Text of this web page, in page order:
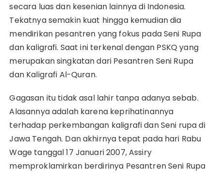
secara luas dan kesenian lainnya di Indonesia.
Tekatnya semakin kuat hingga kemudian dia
mendirikan pesantren yang fokus pada Seni Rupa
dan kaligrafi. Saat ini terkenal dengan PSKQ yang
merupakan singkatan dari Pesantren Seni Rupa
dan Kaligrafi Al-Quran.
Gagasan itu tidak asal lahir tanpa adanya sebab.
Alasannya adalah karena keprihatinannya
terhadap perkembangan kaligrafi dan Seni rupa di
Jawa Tengah. Dan akhirnya tepat pada hari Rabu
Wage tanggal 17 Januari 2007, Assiry
memproklamirkan berdirinya Pesantren Seni Rupa